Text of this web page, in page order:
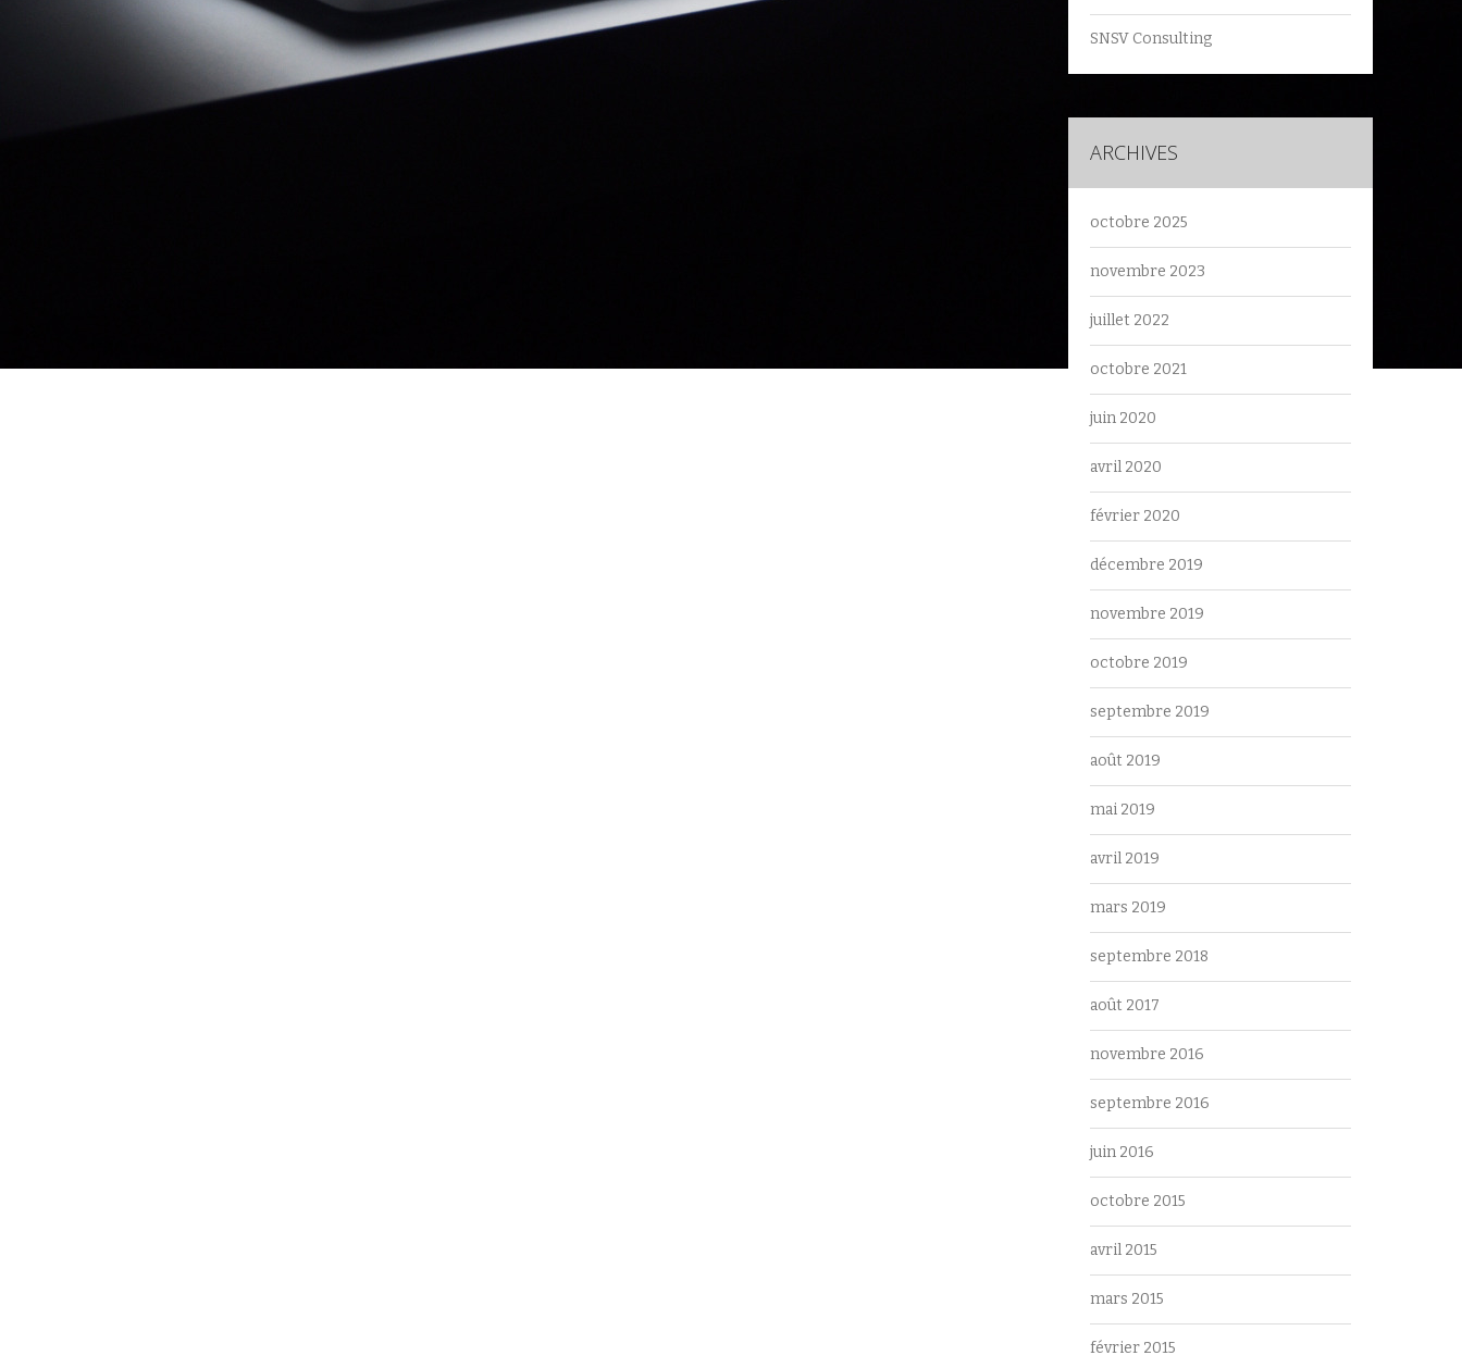
SNSV Consulting
ARCHIVES
octobre 2025
novembre 2023
juillet 2022
octobre 2021
juin 2020
avril 2020
février 2020
décembre 2019
novembre 2019
octobre 2019
septembre 2019
août 2019
mai 2019
avril 2019
mars 2019
septembre 2018
août 2017
novembre 2016
septembre 2016
juin 2016
octobre 2015
avril 2015
mars 2015
février 2015